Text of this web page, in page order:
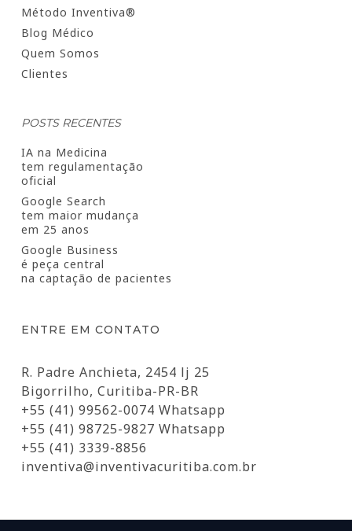
Método Inventiva®
Blog Médico
Quem Somos
Clientes
POSTS RECENTES
IA na Medicina
tem regulamentação
oficial
Google Search
tem maior mudança
em 25 anos
Google Business
é peça central
na captação de pacientes
ENTRE EM CONTATO
R. Padre Anchieta, 2454 lj 25
Bigorrilho, Curitiba-PR-BR
+55 (41) 99562-0074 Whatsapp
+55 (41) 98725-9827 Whatsapp
+55 (41) 3339-8856
inventiva@inventivacuritiba.com.br